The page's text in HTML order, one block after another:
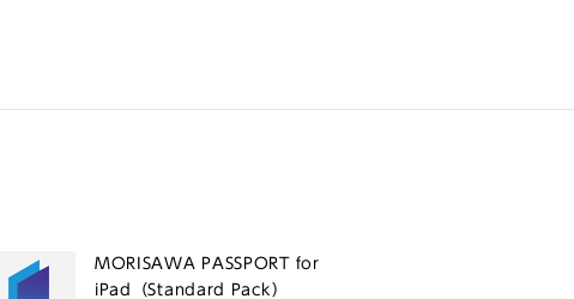
MORISAWA PASSPORT for
iPad（Standard Pack）